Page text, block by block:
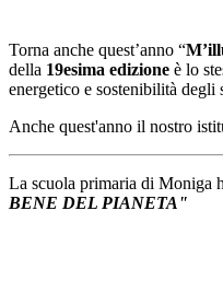
Torna anche quest’anno “
della 19esima edizione è lo
energetico e sostenibilità degli
Anche quest'anno il nostro
La scuola primaria di Moniga
BENE DEL PIANETA"